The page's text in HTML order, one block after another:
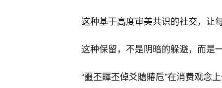
这种基于高度审美共识的社交，让
这种保留，不是阴暗的躲避，而是
“噩丕賱丕倬爻賶賰卮”在消费观念